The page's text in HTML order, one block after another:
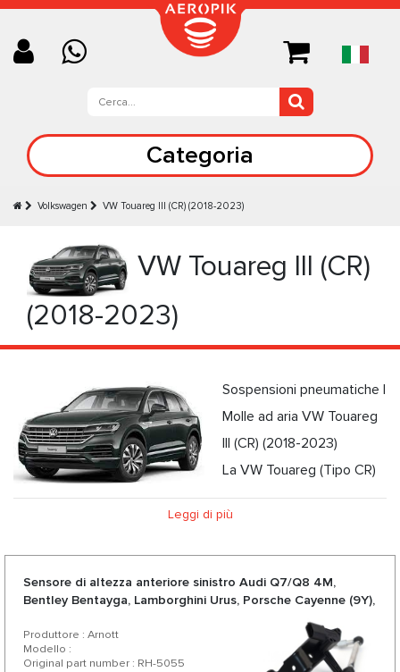
Categoria
Volkswagen VW Touareg III (CR) (2018-2023)
VW Touareg III (CR)
(2018-2023)
Sospensioni pneumatiche |
Molle ad aria VW Touareg
III (CR) (2018-2023)
La VW Touareg (Tipo CR)
è la terza generazione del SUV Touareg della Volkswagen ed
è stata presentata per la prima volta al pubblico il 23 marzo
2018. Il sistema di sospensioni pneumatiche della VW
Touareg III (CR) (2018-2023) ha 2 ammortizzatori pneumatici
anteriori e 2 airbag posteriori con molla pneumatica con 2
ammortizzatori posteriori, sensori di altezza, compressore
per sospensioni pneumatiche, blocco valvole
Leggi di più
Sensore di altezza anteriore sinistro Audi Q7/Q8 4M,
Bentley Bentayga, Lamborghini Urus, Porsche Cayenne (9Y),
Produttore : Arnott
Modello :
Original part number : RH-5055